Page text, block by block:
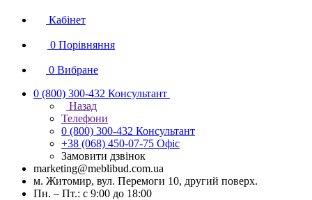
Кабінет
0 Порівняння
0 Вибране
0 (800) 300-432 Консультант
Назад
Телефони
0 (800) 300-432 Консультант
+38 (068) 450-07-75 Офіс
Замовити дзвінок
marketing@meblibud.com.ua
м. Житомир, вул. Перемоги 10, другий поверх.
Пн. – Пт.: с 9:00 до 18:00